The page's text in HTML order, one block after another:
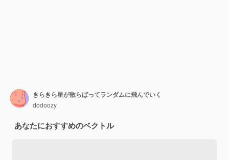
きらきら星が散らばってランダムに飛んでいく
dodoozy
あなたにおすすめのベクトル